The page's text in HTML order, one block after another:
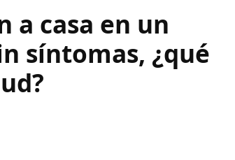
a casa en un
síntomas, ¿qué